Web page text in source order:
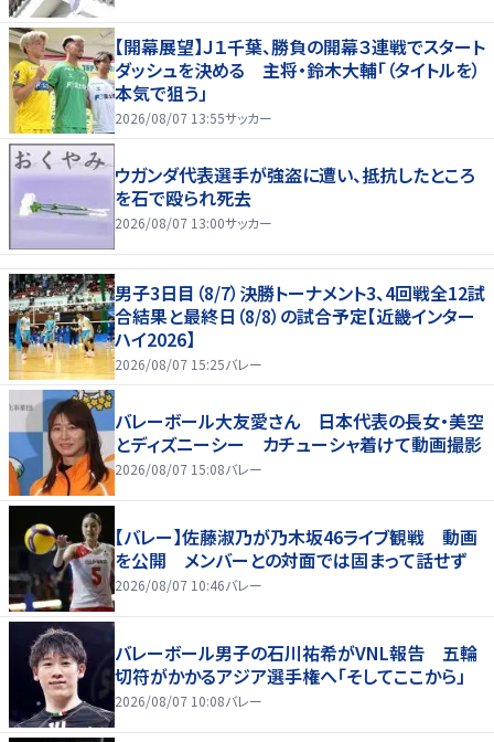
【開幕展望】Ｊ１千葉、勝負の開幕３連戦でスタート
ダッシュを決める 主将・鈴木大輔「（タイトルを）
本気で狙う」
2026/08/07 13:55サッカー
ウガンダ代表選手が強盗に遭い、抵抗したところ
を石で殴られ死去
2026/08/07 13:00サッカー
男子3日目（8/7）決勝トーナメント3、4回戦全12試
合結果と最終日（8/8）の試合予定【近畿インター
ハイ2026】
2026/08/07 15:25バレー
バレーボール大友愛さん 日本代表の長女・美空
とディズニーシー カチューシャ着けて動画撮影
2026/08/07 15:08バレー
【バレー】佐藤淑乃が乃木坂46ライブ観戦 動画
を公開 メンバーとの対面では固まって話せず
2026/08/07 10:46バレー
バレーボール男子の石川祐希がVNL報告 五輪
切符がかかるアジア選手権へ「そしてここから」
2026/08/07 10:08バレー